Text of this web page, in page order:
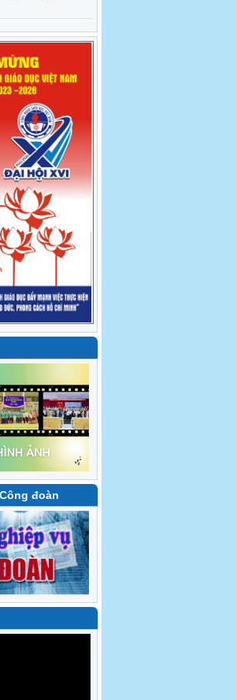
Khoa Luật và
thức pháp luật
sinh nhật công
Các trường đại
đoàn trong
đoàn